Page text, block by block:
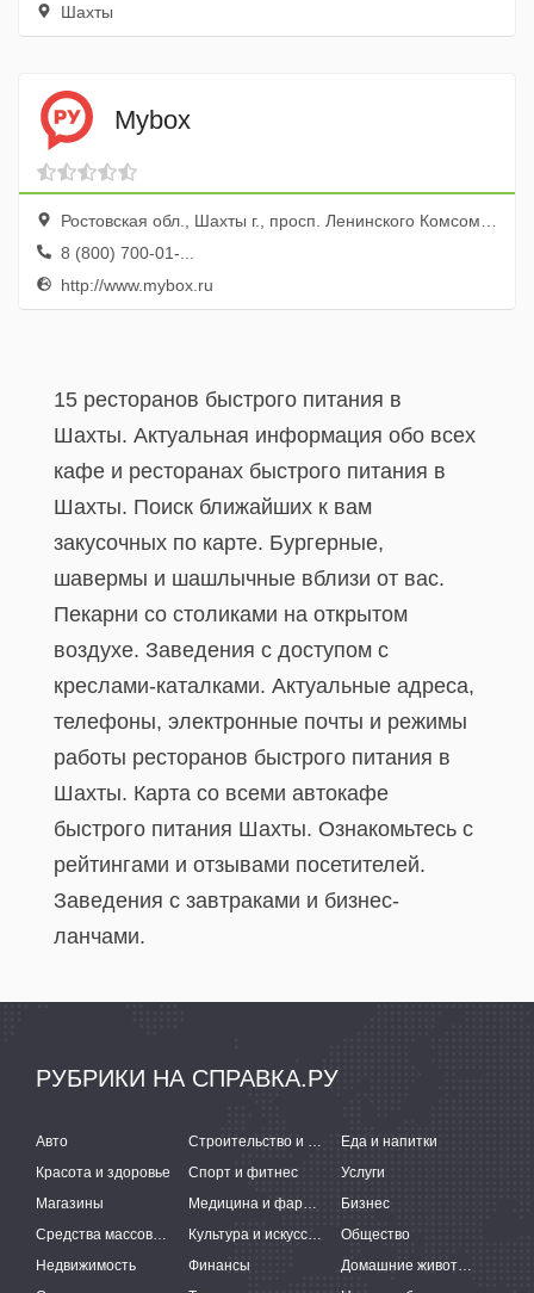
Шахты
Mybox
Ростовская обл., Шахты г., просп. Ленинского Комсомола, 65
8 (800) 700-01-...
http://www.mybox.ru
15 ресторанов быстрого питания в
Шахты. Актуальная информация обо всех
кафе и ресторанах быстрого питания в
Шахты. Поиск ближайших к вам
закусочных по карте. Бургерные,
шавермы и шашлычные вблизи от вас.
Пекарни со столиками на открытом
воздухе. Заведения с доступом с
креслами-каталками. Актуальные адреса,
телефоны, электронные почты и режимы
работы ресторанов быстрого питания в
Шахты. Карта со всеми автокафе
быстрого питания Шахты. Ознакомьтесь с
рейтингами и отзывами посетителей.
Заведения с завтраками и бизнес-
ланчами.
РУБРИКИ НА СПРАВКА.РУ
Авто Строительство и ремонт
Еда и напитки
Красота и здоровье
Спорт и фитнес
Услуги
Магазины
Медицина и фармацевтика
Бизнес
Средства массовой информации
Культура и искусство
Общество
Недвижимость
Финансы
Домашние животные